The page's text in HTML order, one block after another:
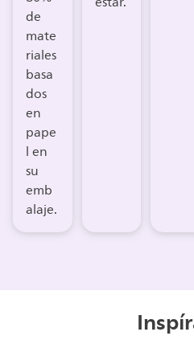
de
mate
riales
basa
dos
en
pape
l en
su
emb
alaje.